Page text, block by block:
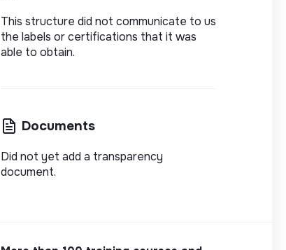
This structure did not communicate to us
the labels or certifications that it was
able to obtain.
Documents
Did not yet add a transparency
document.